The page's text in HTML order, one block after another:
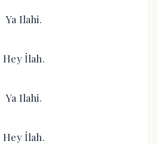
Ya Ilahi.
Hey İlah.
Ya Ilahi.
Hey İlah.